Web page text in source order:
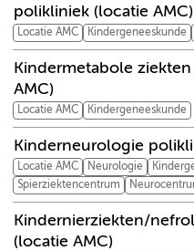
polikliniek (locatie AMC)
Locatie AMC Kindergeneeskunde
Kindermetabole
AMC)
Locatie AMC Kindergeneeskunde
Kinderneurologie
Locatie AMC Neurologie
Spierziektencentrum
Kindernierziekten/
(locatie AMC)